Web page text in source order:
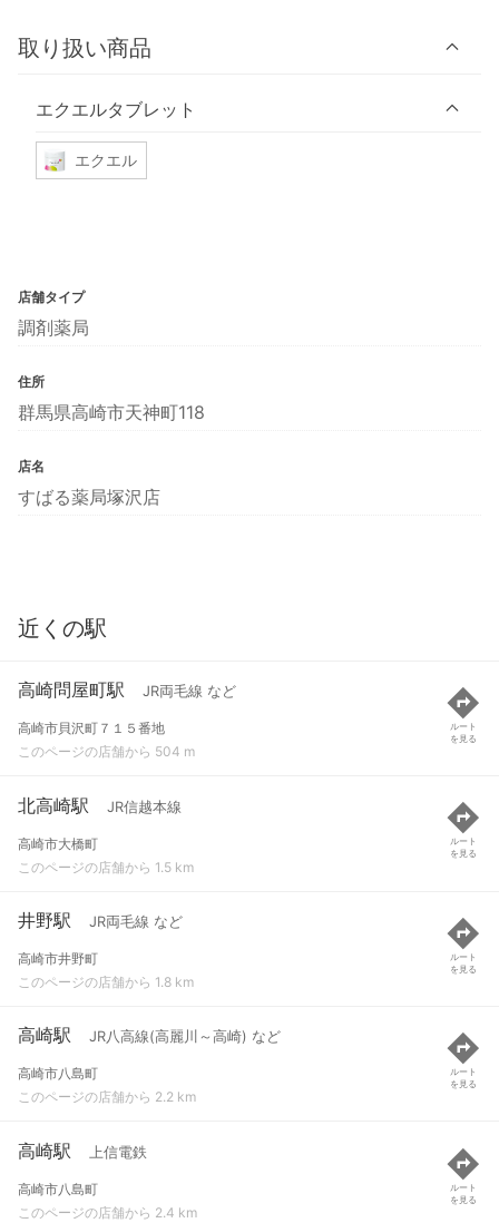
取り扱い商品
エクエルタブレット
エクエル
店舗タイプ
調剤薬局
住所
群馬県高崎市天神町118
店名
すばる薬局塚沢店
近くの駅
高崎問屋町駅 JR両毛線 など
高崎市貝沢町７１５番地
このページの店舗から 504 m
ルート
を見る
北高崎駅 JR信越本線
高崎市大橋町
このページの店舗から 1.5 km
ルート
を見る
井野駅 JR両毛線 など
高崎市井野町
このページの店舗から 1.8 km
ルート
を見る
高崎駅 JR八高線(高麗川～高崎) など
高崎市八島町
このページの店舗から 2.2 km
ルート
を見る
高崎駅 上信電鉄
高崎市八島町
このページの店舗から 2.4 km
ルート
を見る